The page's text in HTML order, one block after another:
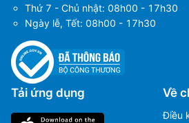
Thứ 7 - Chủ nhật: 08h00 - 17h30
Ngày lễ, Tết: 08h00 - 17h30
Tải ứng dụng Về
Điều